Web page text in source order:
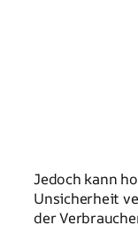
Jedoch kann
Unsicherheit
der